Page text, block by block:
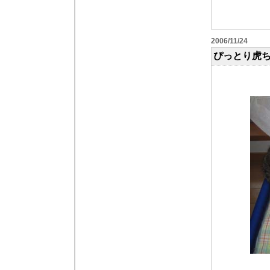
2006/11/24
ぴっとり虎